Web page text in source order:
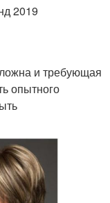
2019
и требующая
опытного